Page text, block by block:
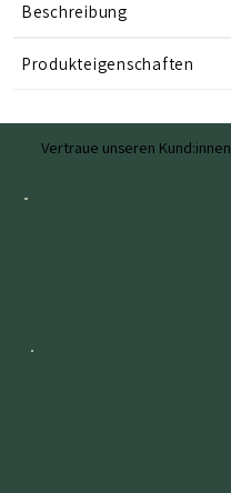
Beschreibung
Produkteigenschaften
Vertraue unseren Kund:innen